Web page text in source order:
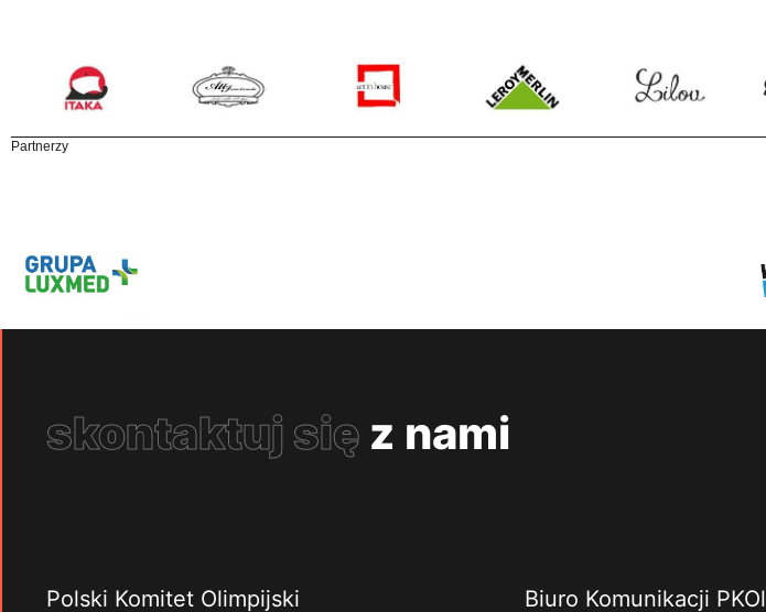
Partnerzy
skontaktuj się z nami
Polski Komitet Olimpijski Biuro Komunikacji PKOl